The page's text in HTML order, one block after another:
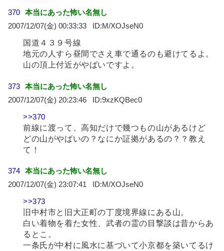
370 本当にあった怖い名無し
2007/12/07(金) 00:33:33
M/XOJseN0
国道４３９号線
地元の人すら昼間でさえ車で通るのも避けてるよ。
山の頂上付近がやばいですよ。
373 本当にあった怖い名無し
2007/12/07(金) 20:23:46
9xzKQBec0
>>370
前線に渡って、高知だけで幾つもの山があるけど
どの山がやばいの？なにか証拠があるの？？教え
て！
374 本当にあった怖い名無し
2007/12/07(金) 23:07:41
M/XOJseN0
>>373
旧中村市と旧大正町の丁度境界線にある山。
白い着物を着た女性、武者の霊の目撃談は昔からあ
るとこ。
一条氏が中村に風水に基づいて小京都を築いてるけ